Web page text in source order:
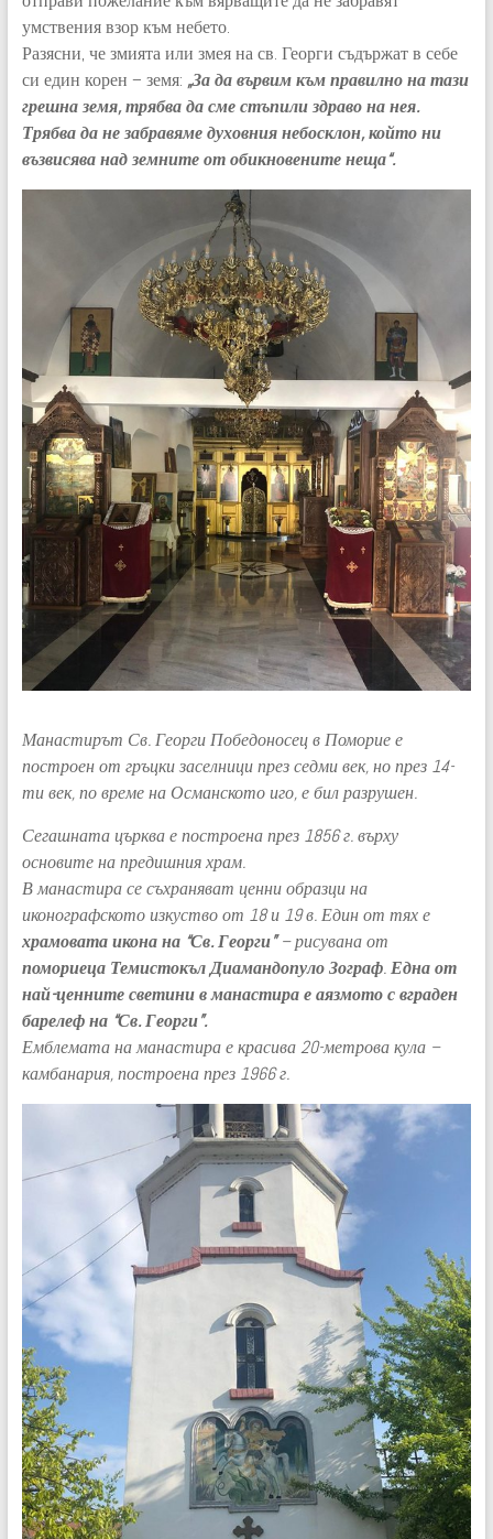
умствения взор към небето.
Разясни, че змията или змея на св. Георги съдържат в себе
си един корен – земя: „За да вървим към правилно на тази
грешна земя, трябва да сме стъпили здраво на нея.
Трябва да не забравяме духовния небосклон, който ни
възвисява над земните от обикновените неща“.
Манастирът Св. Георги Победоносец в Поморие е
построен от гръцки заселници през седми век, но през 14-
ти век, по време на Османското иго, е бил разрушен.
Сегашната църква е построена през 1856 г. върху
основите на предишния храм.
В манастира се съхраняват ценни образци на
иконографското изкуство от 18 и 19 в. Един от тях е
храмовата икона на “Св. Георги”– рисувана от
помориеца Темистокъл Диамандопуло Зограф.Една от
най-ценните светини в манастира е аязмото с вграден
барелеф на “Св. Георги”.
Емблемата на манастира е красива 20-метрова кула –
камбанария, построена през 1966 г.